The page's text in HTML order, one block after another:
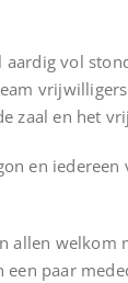
vol
zaal en het
en iedereen
allen welkom
paar